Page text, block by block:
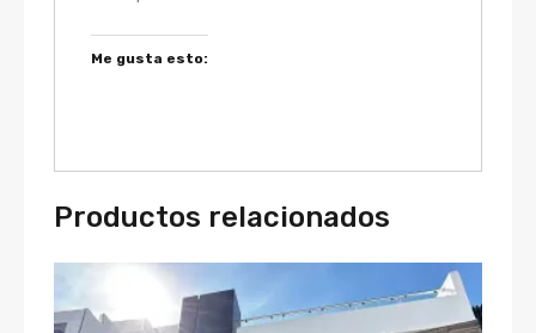
Me gusta esto:
Productos relacionados